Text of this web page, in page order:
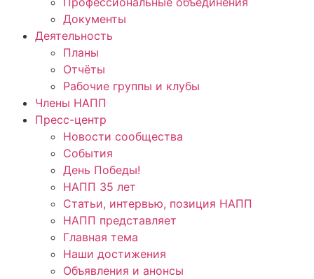
Документы
Деятельность
Планы
Отчёты
Рабочие группы и клубы
Члены НАПП
Пресс-центр
Новости сообщества
События
День Победы!
НАПП 35 лет
Статьи, интервью, позиция НАПП
НАПП представляет
Главная тема
Наши достижения
Объявления и анонсы